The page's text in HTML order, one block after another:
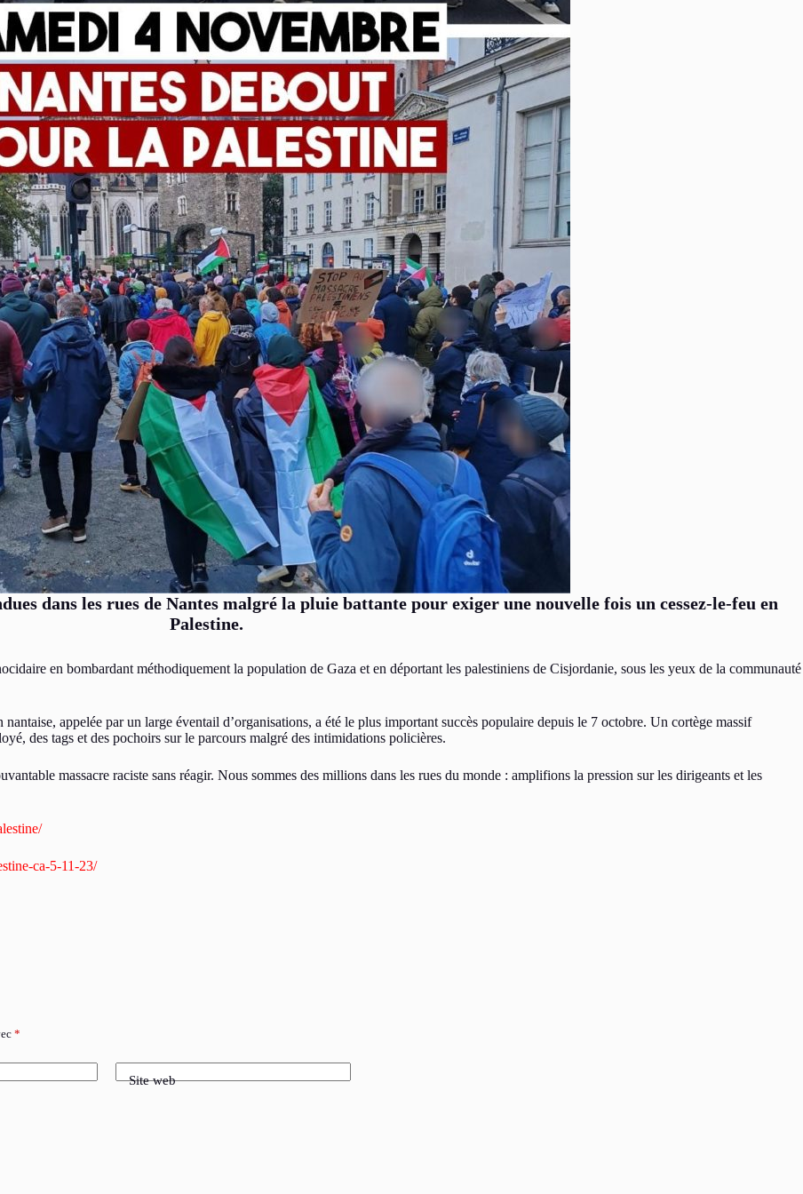
dans les rues de Nantes malgré la pluie battante pour exiger une nouvelle fois un cessez-le-feu en
Palestine.
en bombardant méthodiquement la population de Gaza et en déportant les palestiniens de Cisjordanie, sous les yeux de la communauté
appelée par un large éventail d’organisations, a été le plus important succès populaire depuis le 7 octobre. Un cortège massif
des tags et des pochoirs sur le parcours malgré des intimidations policières.
massacre raciste sans réagir. Nous sommes des millions dans les rues du monde : amplifions la pression sur les dirigeants et les
ca-5-11-23/
*
Site web